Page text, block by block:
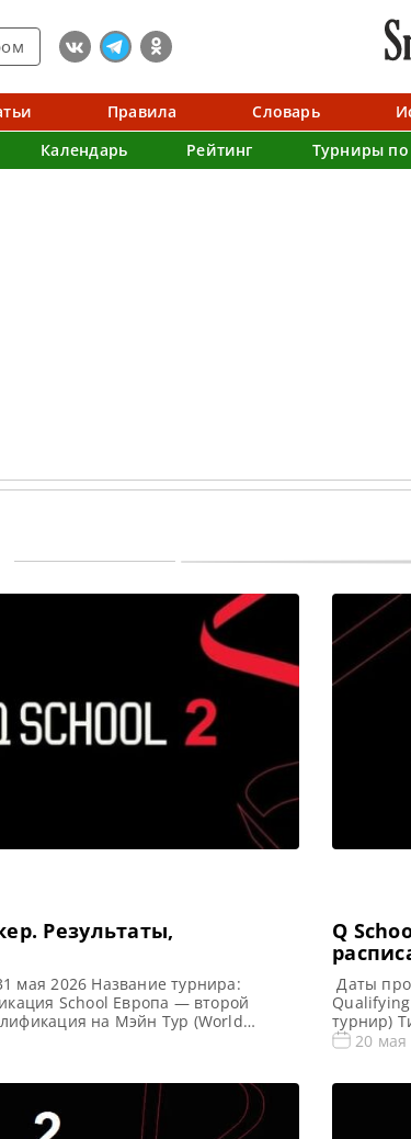
Правила Словарь
Календарь Рейтинг Турниры по
Результаты,
мая 2026 Название турнира:
School Европа — второй
на Мэйн Тур (World
Arena Место проведения
финалисты (ПОБЕДИТЕЛИ) каждого
Q
Даты
турнир)
Snooker
карт
20 мая